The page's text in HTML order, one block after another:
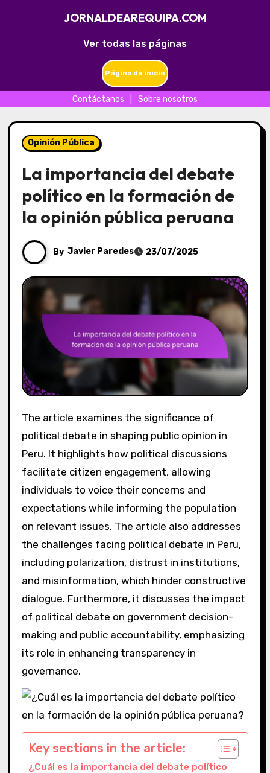
Ver todas las páginas
JORNALDEAREQUIPA.COM
Página de inicio
Contáctanos Sobre nosotros
to
contentOpinión Pública
La importancia del debate
político en la formación de
la opinión pública peruana
By Javier Paredes 23/07/2025
The article examines the significance of
political debate in shaping public opinion in
Peru. It highlights how political discussions
facilitate citizen engagement, allowing
individuals to voice their concerns and
expectations while informing the population
on relevant issues. The article also addresses
the challenges facing political debate in Peru,
including polarization, distrust in institutions,
and misinformation, which hinder constructive
dialogue. Furthermore, it discusses the impact
of political debate on government decision-
making and public accountability, emphasizing
its role in enhancing transparency in
governance.
Key sections in the article:
¿Cuál es la importancia del debate político